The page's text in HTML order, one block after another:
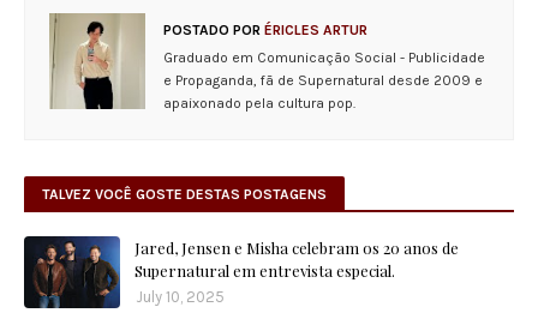
POSTADO POR ÉRICLES ARTUR
Graduado em Comunicação Social - Publicidade
e Propaganda, fã de Supernatural desde 2009 e
apaixonado pela cultura pop.
TALVEZ VOCÊ GOSTE DESTAS POSTAGENS
Jared, Jensen e Misha celebram os 20 anos de
Supernatural em entrevista especial.
July 10, 2025